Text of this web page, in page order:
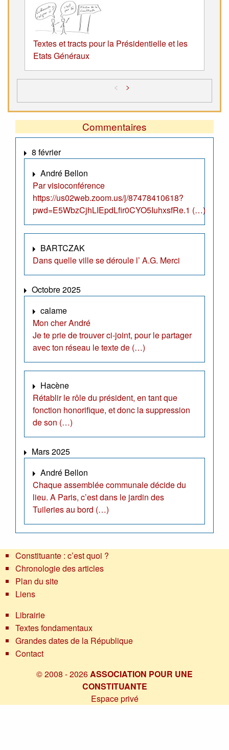
Textes et tracts pour la Présidentielle et les
Etats Généraux
< >
Commentaires
8 février
André Bellon
Par visioconférence
https://us02web.zoom.us/j/87478410618?
pwd=E5WbzCjhLIEpdLfir0CYO5IuhxsfRe.1 (…)
BARTCZAK
Dans quelle ville se déroule l’ A.G. Merci
Octobre 2025
calame
Mon cher André
Je te prie de trouver ci-joint, pour le partager
avec ton réseau le texte de (…)
Hacène
Rétablir le rôle du président, en tant que
fonction honorifique, et donc la suppression
de son (…)
Mars 2025
André Bellon
Chaque assemblée communale décide du
lieu. A Paris, c’est dans le jardin des
Tuileries au bord (…)
Constituante : c’est quoi ?
Chronologie des articles
Plan du site
Liens
Librairie
Textes fondamentaux
Grandes dates de la République
Contact
© 2008 - 2026ASSOCIATION POUR UNE
CONSTITUANTE
Espace privé